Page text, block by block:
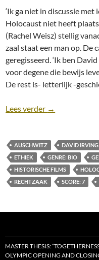
‘Ik ga niet in discussie
Holocaust niet heeft
(Rachel Weisz) stellig
zaal staat een man op. De
geregisseerd. ‘Ik ben
voor degene die bewijs
De rest is- letterlijk -
Lees verder Recensie:
→
AUSCHWITZ DAVID IRVING
ETHIEK
GENRE: BIO
HISTORISCHE FILMS
RECHTZAAK
SCORE: 7
MASTER THESIS:
OLYMPIC OPENING AND